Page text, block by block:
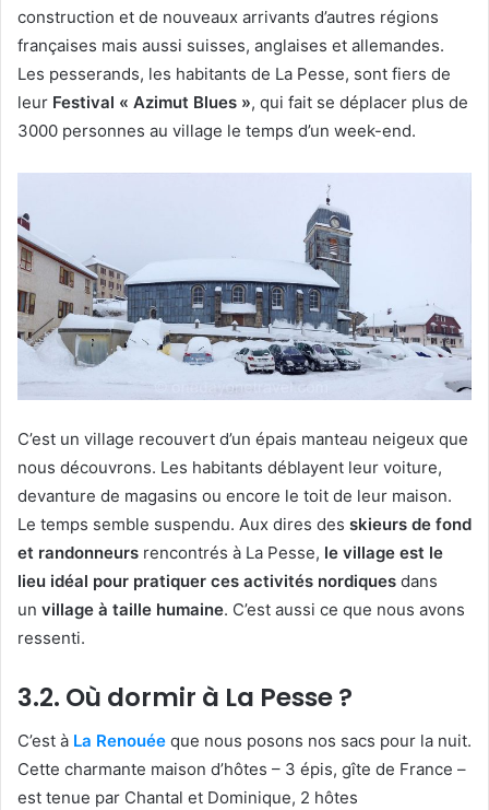
construction et de nouveaux arrivants d’autres régions
françaises mais aussi suisses, anglaises et allemandes.
Les pesserands, les habitants de La Pesse, sont fiers de
leur Festival « Azimut Blues », qui fait se déplacer plus de
3000 personnes au village le temps d’un week-end.
C’est un village recouvert d’un épais manteau neigeux que
nous découvrons. Les habitants déblayent leur voiture,
devanture de magasins ou encore le toit de leur maison.
Le temps semble suspendu. Aux dires des skieurs de fond
et randonneurs rencontrés à La Pesse, le village est le
lieu idéal pour pratiquer ces activités nordiques dans
un village à taille humaine. C’est aussi ce que nous avons
ressenti.
3.2. Où dormir à La Pesse ?
C’est à La Renouée que nous posons nos sacs pour la nuit.
Cette charmante maison d’hôtes – 3 épis, gîte de France –
est tenue par Chantal et Dominique, 2 hôtes